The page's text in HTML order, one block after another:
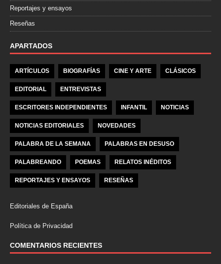
Reportajes y ensayos
Reseñas
APARTADOS
ARTÍCULOS BIOGRAFÍAS CINE Y ARTE CLÁSICOS
EDITORIAL ENTREVISTAS
ESCRITORES INDEPENDIENTES INFANTIL NOTICIAS
NOTICIAS EDITORIALES NOVEDADES
PALABRA DE LA SEMANA PALABRAS EN DESUSO
PALABREANDO POEMAS RELATOS INÉDITOS
REPORTAJES Y ENSAYOS RESEÑAS
Editoriales de España
Política de Privacidad
COMENTARIOS RECIENTES